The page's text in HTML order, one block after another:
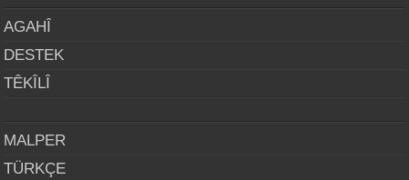
AGAHÎ
DESTEK
TÊKÎLÎ
MALPER
TÜRKÇE